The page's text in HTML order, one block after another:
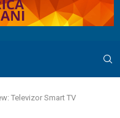
Televizor Smart TV